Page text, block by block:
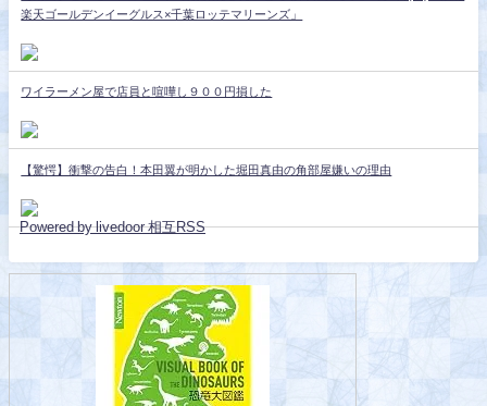
楽天ゴールデンイーグルス×千葉ロッテマリーンズ」
ワイラーメン屋で店員と喧嘩し９００円損した
【驚愕】衝撃の告白！本田翼が明かした堀田真由の角部屋嫌いの理由
Powered by livedoor 相互RSS